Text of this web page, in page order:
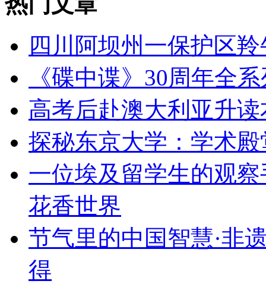
四川阿坝州一保护区
《碟中谍》30周年全
高考后赴澳大利亚升
探秘东京大学：学术
一位埃及留学生的观
花香世界
节气里的中国智慧·非
得